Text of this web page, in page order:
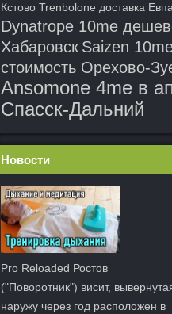
Кстово Trenbolone доставка
Dynatrope 10me
Хабаровск Saizen
стоимость Орехово-
Ansomone 4me в
Спасск-Дальний
Новости
Pro Reloaded Ростов
("Поворотник") висит,
наружу через год расположен в